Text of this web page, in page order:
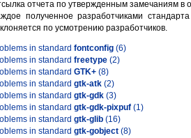
отчета по утвержденным замечаниям в
полученное разработчиками
по усмотрению разработчиков.
in standard fontconfig (6)
in standard freetype (2)
in standard GTK+ (8)
in standard gtk-atk (2)
in standard gtk-gdk (3)
in standard gtk-gdk-pixpuf (1)
in standard gtk-glib (16)
in standard gtk-gobject (8)